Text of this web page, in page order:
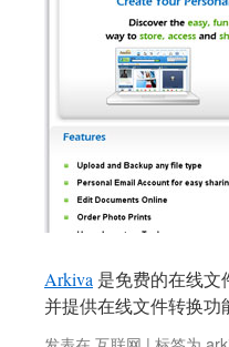
Arkiva 是免费的在线文
并提供在线文件转换